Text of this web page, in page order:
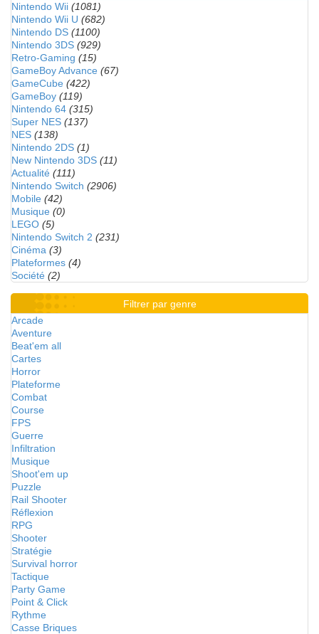
Nintendo Wii (1081)
Nintendo Wii U (682)
Nintendo DS (1100)
Nintendo 3DS (929)
Retro-Gaming (15)
GameBoy Advance (67)
GameCube (422)
GameBoy (119)
Nintendo 64 (315)
Super NES (137)
NES (138)
Nintendo 2DS (1)
New Nintendo 3DS (11)
Actualité (111)
Nintendo Switch (2906)
Mobile (42)
Musique (0)
LEGO (5)
Nintendo Switch 2 (231)
Cinéma (3)
Plateformes (4)
Société (2)
Filtrer par genre
Arcade
Aventure
Beat'em all
Cartes
Horror
Plateforme
Combat
Course
FPS
Guerre
Infiltration
Musique
Shoot'em up
Puzzle
Rail Shooter
Réflexion
RPG
Shooter
Stratégie
Survival horror
Tactique
Party Game
Point & Click
Rythme
Casse Briques